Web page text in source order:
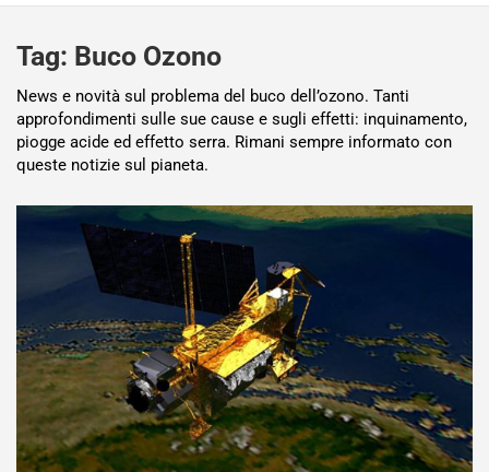
Tag: Buco Ozono
News e novità sul problema del buco dell’ozono. Tanti
approfondimenti sulle sue cause e sugli effetti: inquinamento,
piogge acide ed effetto serra. Rimani sempre informato con
queste notizie sul pianeta.